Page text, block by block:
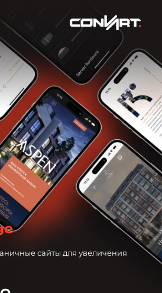
сайты для увеличения